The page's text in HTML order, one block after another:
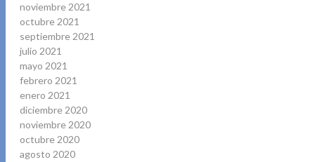
noviembre 2021
octubre 2021
septiembre 2021
julio 2021
mayo 2021
febrero 2021
enero 2021
diciembre 2020
noviembre 2020
octubre 2020
agosto 2020